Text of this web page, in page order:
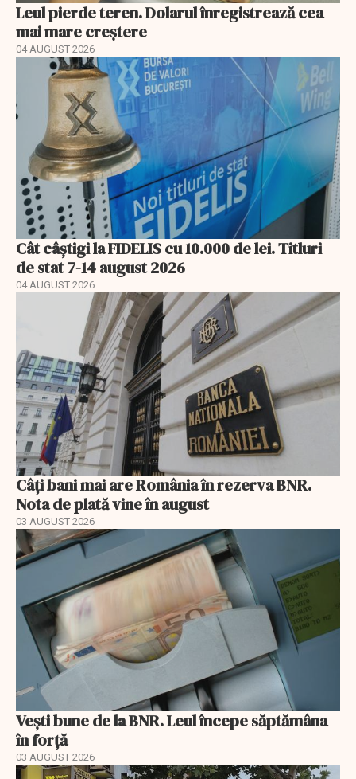
Leul pierde teren. Dolarul înregistrează cea
mai mare creștere
04 AUGUST 2026
Cât câștigi la FIDELIS cu 10.000 de lei. Titluri
de stat 7-14 august 2026
04 AUGUST 2026
Câți bani mai are România în rezerva BNR.
Nota de plată vine în august
03 AUGUST 2026
Vești bune de la BNR. Leul începe săptămâna
în forță
03 AUGUST 2026